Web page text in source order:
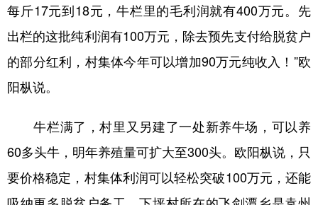
每斤17元到18元，牛栏里的毛利润就有400万元。先
出栏的这批纯利润有100万元，除去预先支付给脱贫户
的部分红利，村集体今年可以增加90万元纯收入！”欧
阳枞说。
牛栏满了，村里又另建了一处新养牛场，可以养
60多头牛，明年养殖量可扩大至300头。欧阳枞说，只
要价格稳定，村集体利润可以轻松突破100万元，还能